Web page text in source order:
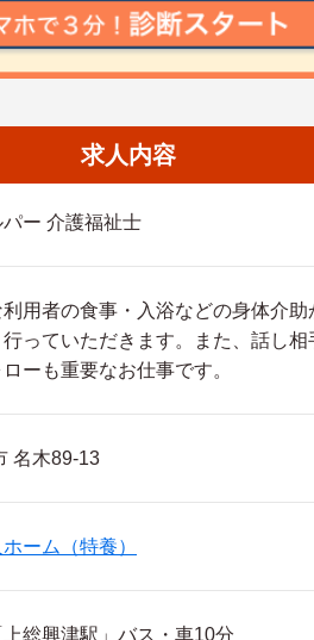
求人内容
ー 介護福祉士
用者の食事・入浴などの身体介助
っていただきます。また、話し
ーも重要なお仕事です。
名木89-13
ーム（特養）
上総興津駅」バス・車10分